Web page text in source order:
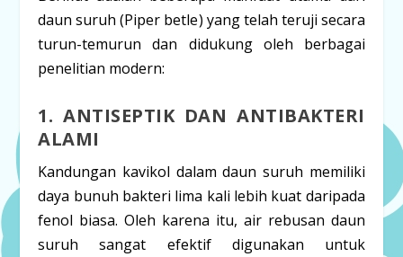
daun suruh (Piper betle) yang telah teruji secara
turun-temurun dan didukung oleh berbagai
penelitian modern:
1. ANTISEPTIK DAN ANTIBAKTERI
ALAMI
Kandungan kavikol dalam daun suruh memiliki
daya bunuh bakteri lima kali lebih kuat daripada
fenol biasa. Oleh karena itu, air rebusan daun
suruh sangat efektif digunakan untuk